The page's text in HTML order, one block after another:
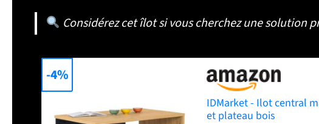
Considérez cet îlot si vous cherchez une solution
IDMarket - Ilot central
et plateau bois
-4%